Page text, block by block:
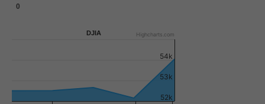
0
DJIA
52k
53k
54k
Highcharts.com